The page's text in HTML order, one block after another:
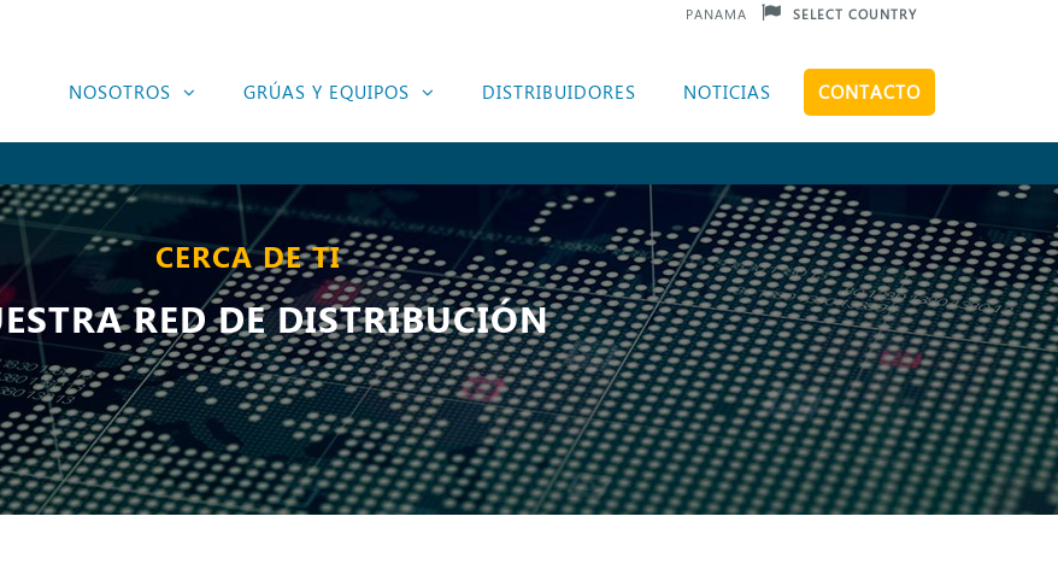
PANAMA SELECT COUNTRY
NOSOTROS GRÚAS Y EQUIPOS DISTRIBUIDORES NOTICIAS CONTACTO
CERCA DE TI
RED DE DISTRIBUCIÓN